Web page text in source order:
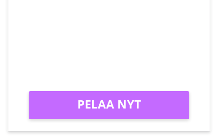
PELAA NYT